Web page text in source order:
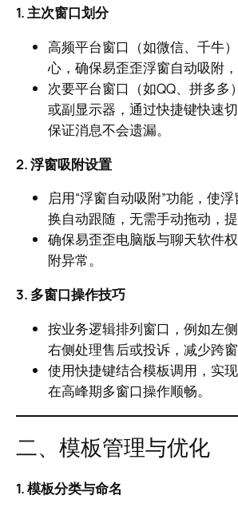
1. 主次窗口划分
高频平台窗口（如微信、千牛
心，确保易歪歪浮窗自动吸附，
次要平台窗口（如QQ、拼多多
或副显示器，通过快捷键快速
保证消息不会遗漏。
2. 浮窗吸附设置
启用“浮窗自动吸附”功能，使
换自动跟随，无需手动拖动，提
确保易歪歪电脑版与聊天软件
附异常。
3. 多窗口操作技巧
按业务逻辑排列窗口，例如左
右侧处理售后或投诉，减少跨窗
使用快捷键结合模板调用，实
在高峰期多窗口操作顺畅。
二、模板管理与优化
1. 模板分类与命名